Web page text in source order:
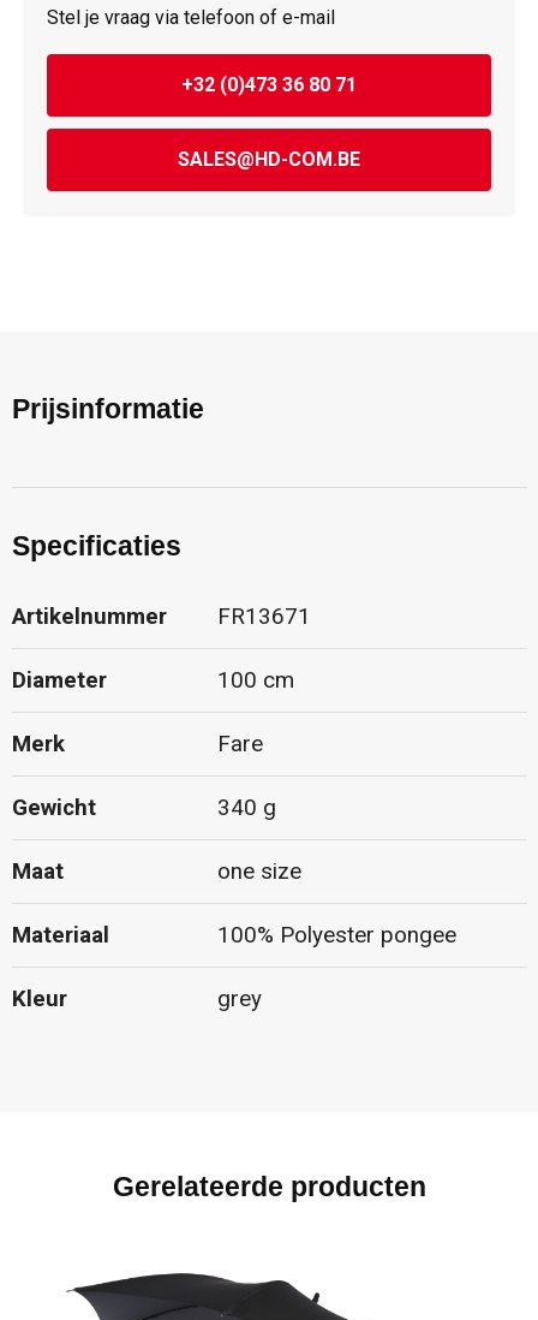
Stel je vraag via telefoon of e-mail
+32 (0)473 36 80 71
SALES@HD-COM.BE
Prijsinformatie
Specificaties
Artikelnummer FR13671
Diameter 100 cm
Merk Fare
Gewicht 340 g
Maat one size
Materiaal 100% Polyester pongee
Kleur grey
Gerelateerde producten